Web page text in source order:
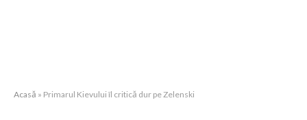
Acasă » Primarul Kievului îl critică dur pe Zelenski